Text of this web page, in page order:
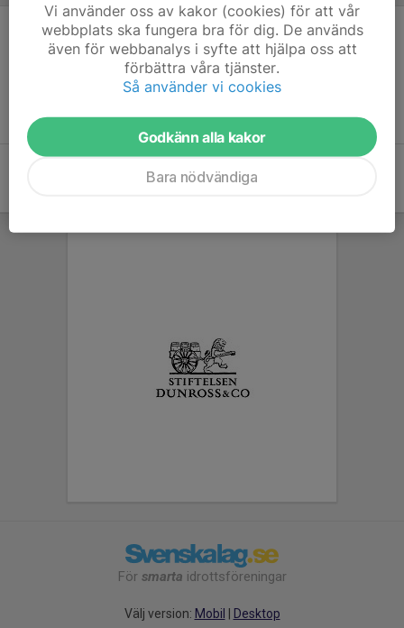
Inget referat skrivet
För smarta idrottsföreningar
Välj version: Mobil Desktop
Vi använder oss av kakor (cookies) för att vår
webbplats ska fungera bra för dig. De används
även för webbanalys i syfte att hjälpa oss att
förbättra våra tjänster.
Så använder vi cookies
Godkänn alla kakor
Bara nödvändiga